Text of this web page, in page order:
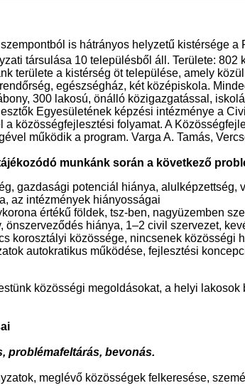
is hátrányos helyzetű kistérsége
társulása 10 településből áll. Területe: 802
területe a kistérség öt települése, amely
egészségház, két középiskola.
300 lakosú, önálló közigazgatással,
Egyesületének képzési intézménye a
a közösségfejlesztési folyamat. A
működik a program. Varga A. Tamás,
munkánk során a következő
gazdasági potenciál hiánya, alulképzettség,
az intézmények hiányosságai
értékű földek, tsz-ben, nagyüzemben
önszerveződés hiánya, 1–2 civil szervezet,
korosztályi közössége, nincsenek közösségi
autokratikus működése, fejlesztési
közösségi megoldásokat, a helyi
problémafeltárás, bevonás.
meglévő közösségek felkeresése,